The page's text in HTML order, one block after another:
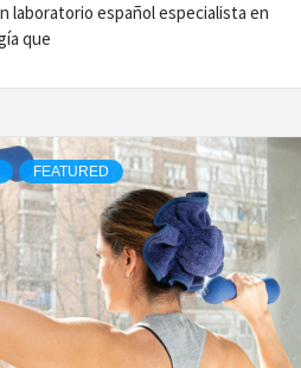
laboratorio español especialista en
que
FEATURED